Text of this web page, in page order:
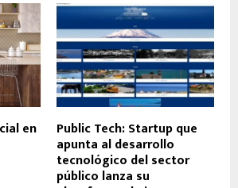
en Public Tech: Startup que
apunta al desarrollo
tecnológico del sector
público lanza su